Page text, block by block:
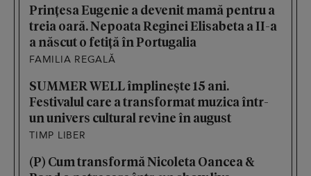
Prințesa Eugenie a devenit mamă pentru a
treia oară. Nepoata Reginei Elisabeta a II-a
a născut o fetiță în Portugalia
FAMILIA REGALĂ
SUMMER WELL împlinește 15 ani.
Festivalul care a transformat muzica într-
un univers cultural revine în august
TIMP LIBER
(P) Cum transformă Nicoleta Oancea &